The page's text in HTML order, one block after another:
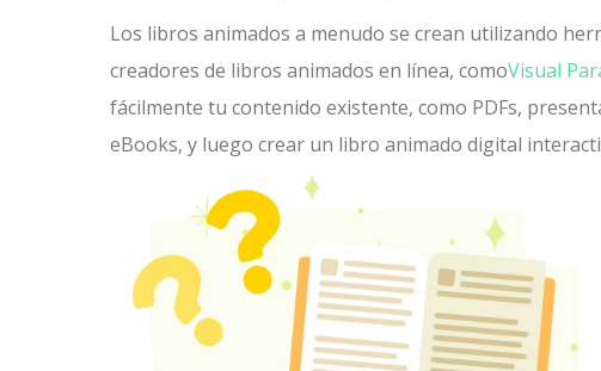
Los libros animados a menudo se crean utilizando
creadores de libros animados en línea, comoVisual
fácilmente tu contenido existente, como PDFs,
eBooks, y luego crear un libro animado digital